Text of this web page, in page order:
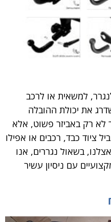
למשאית או לרכב
את יכולת ההובלה
לא רק באביזר פשוט, אלא
ציוד כבד, רכבים או אפילו
בשאול נגררים, אנו
עם ניסיון עשיר